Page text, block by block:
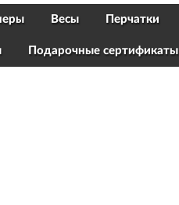
Весы Перчатки
Подарочные сертификаты